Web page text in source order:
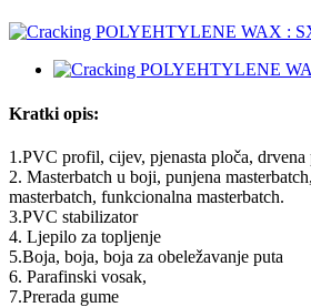
Kratki opis:
1.PVC profil, cijev, pjenasta ploča, drvena
2. Masterbatch u boji, punjena
masterbatch, funkcionalna masterbatch.
3.PVC stabilizator
4. Ljepilo za topljenje
5.Boja, boja, boja za obeležavanje puta
6. Parafinski vosak,
7.Prerada gume